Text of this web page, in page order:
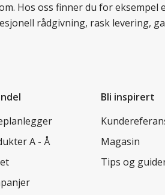
Hos oss finner du for
rådgivning, rask levering,
A - Å
Bli inspirert
Magasin
Tips og